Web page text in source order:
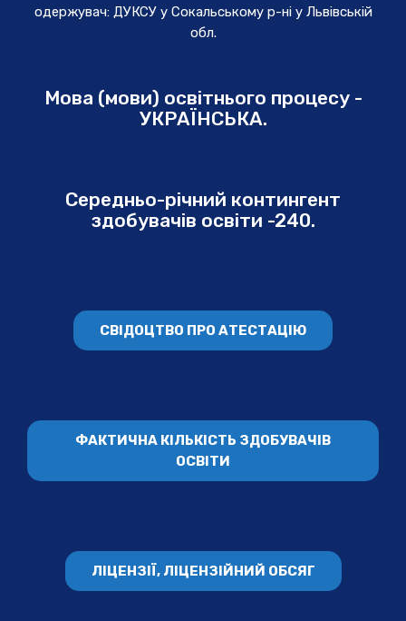
одержувач: ДУКСУ у Cокальському р-ні у Львівській
обл.
Мова (мови) освітнього процесу -
УКРАЇНСЬКА.
Середньо-річний контингент
здобувачів освіти -240.
СВІДОЦТВО ПРО АТЕСТАЦІЮ
ФАКТИЧНА КІЛЬКІСТЬ ЗДОБУВАЧІВ
ОСВІТИ
ЛІЦЕНЗІЇ, ЛІЦЕНЗІЙНИЙ ОБСЯГ